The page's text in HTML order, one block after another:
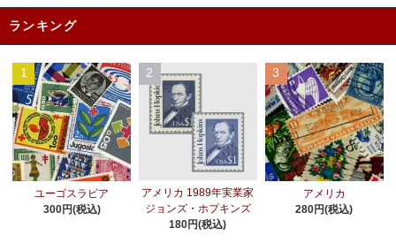
ランキング
1
ユーゴスラビア
300円(税込)
2
アメリカ 1989年実業家
ジョンズ・ホプキンズ
180円(税込)
3
アメリカ
280円(税込)